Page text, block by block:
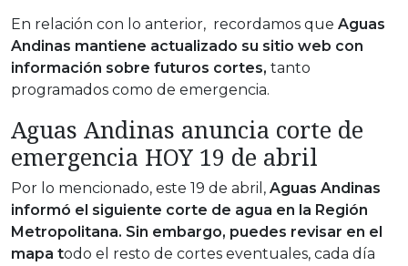
En relación con lo anterior, recordamos que Aguas
Andinas mantiene actualizado su sitio web con
información sobre futuros cortes, tanto
programados como de emergencia.
Aguas Andinas anuncia corte de
emergencia HOY 19 de abril
Por lo mencionado, este 19 de abril, Aguas Andinas
informó el siguiente corte de agua en la Región
Metropolitana. Sin embargo, puedes revisar en el
mapa todo el resto de cortes eventuales, cada día